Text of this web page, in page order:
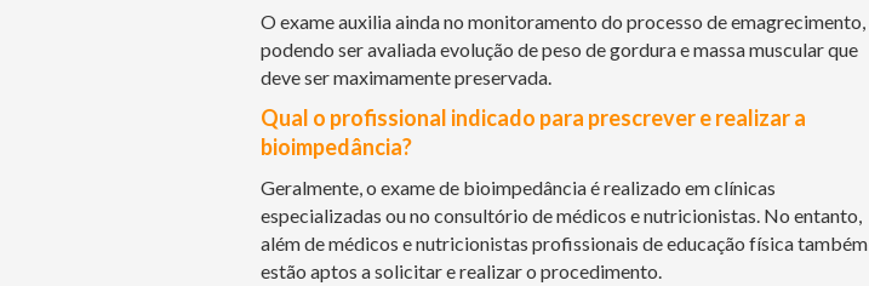
O exame auxilia ainda no monitoramento do processo de emagrecimento,
podendo ser avaliada evolução de peso de gordura e massa muscular que
deve ser maximamente preservada.
Qual o profissional indicado para prescrever e realizar a
bioimpedância?
Geralmente, o exame de bioimpedância é realizado em clínicas
especializadas ou no consultório de médicos e nutricionistas. No entanto,
além de médicos e nutricionistas profissionais de educação física também
estão aptos a solicitar e realizar o procedimento.